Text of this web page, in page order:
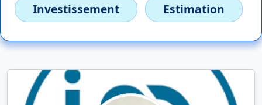
Investissement
Estimation